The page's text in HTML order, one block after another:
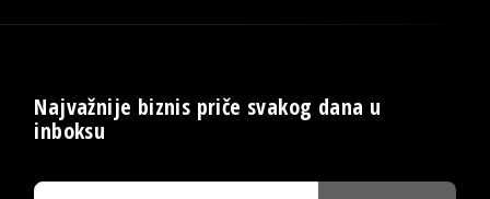
Najvažnije biznis priče svakog dana u
inboksu